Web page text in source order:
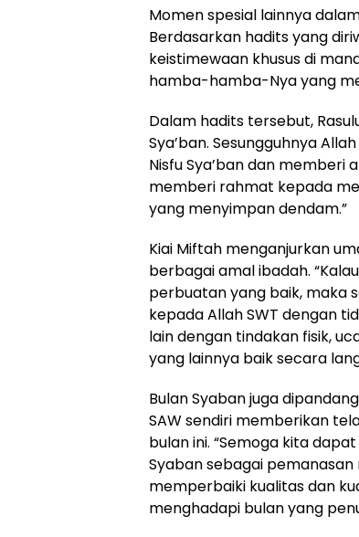
Momen spesial lainnya
Berdasarkan hadits yang
keistimewaan khusus di
hamba-hamba-Nya yang
Dalam hadits tersebut,
Sya’ban. Sesungguhnya
Nisfu Sya’ban dan
memberi rahmat kepada
yang menyimpan dendam.”
Kiai Miftah menganjurkan
berbagai amal ibadah.
perbuatan yang baik, maka
kepada Allah SWT dengan
lain dengan tindakan fisik,
yang lainnya baik secara
Bulan Syaban juga
SAW sendiri memberikan
bulan ini. “Semoga kita
Syaban sebagai
memperbaiki kualitas dan
menghadapi bulan yang